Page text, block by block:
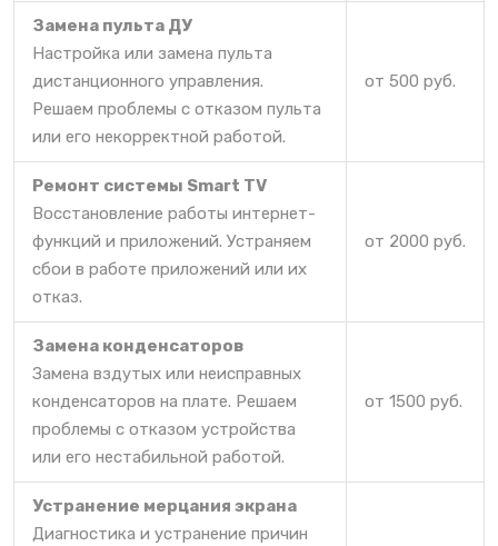
Замена пульта ДУ
Настройка или замена пульта
дистанционного управления.
Решаем проблемы с отказом пульта
или его некорректной работой.
от 500 руб.
Ремонт системы Smart TV
Восстановление работы интернет-
функций и приложений. Устраняем
сбои в работе приложений или их
отказ.
от 2000 руб.
Замена конденсаторов
Замена вздутых или неисправных
конденсаторов на плате. Решаем
проблемы с отказом устройства
или его нестабильной работой.
от 1500 руб.
Устранение мерцания экрана
Диагностика и устранение причин